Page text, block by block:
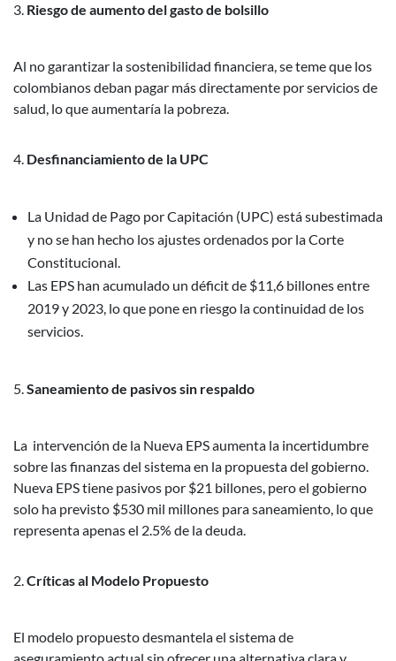
Riesgo de aumento del gasto de bolsillo
Al no garantizar la sostenibilidad financiera, se teme que los
colombianos deban pagar más directamente por servicios de
salud, lo que aumentaría la pobreza.
Desfinanciamiento de la UPC
La Unidad de Pago por Capitación (UPC) está subestimada
y no se han hecho los ajustes ordenados por la Corte
Constitucional.
Las EPS han acumulado un déficit de $11,6 billones entre
2019 y 2023, lo que pone en riesgo la continuidad de los
servicios.
Saneamiento de pasivos sin respaldo
La intervención de la Nueva EPS aumenta la incertidumbre
sobre las finanzas del sistema en la propuesta del gobierno.
Nueva EPS tiene pasivos por $21 billones, pero el gobierno
solo ha previsto $530 mil millones para saneamiento, lo que
representa apenas el 2.5% de la deuda.
Críticas al Modelo Propuesto
El modelo propuesto desmantela el sistema de